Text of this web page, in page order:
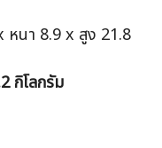
หนา 8.9 x สูง 21.8
กิโลกรัม